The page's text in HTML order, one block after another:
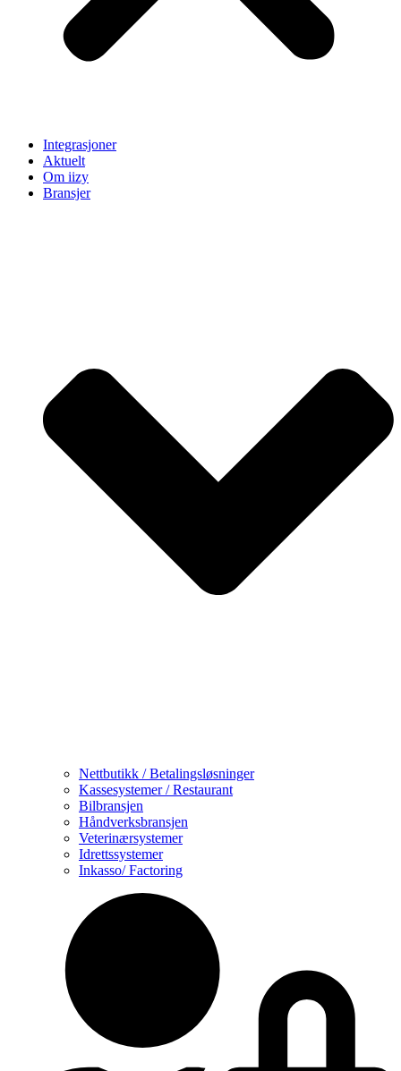
Integrasjoner
Aktuelt
Om iizy
Bransjer
Nettbutikk / Betalingsløsninger
Kassesystemer / Restaurant
Bilbransjen
Håndverksbransjen
Veterinærsystemer
Idrettssystemer
Inkasso/ Factoring